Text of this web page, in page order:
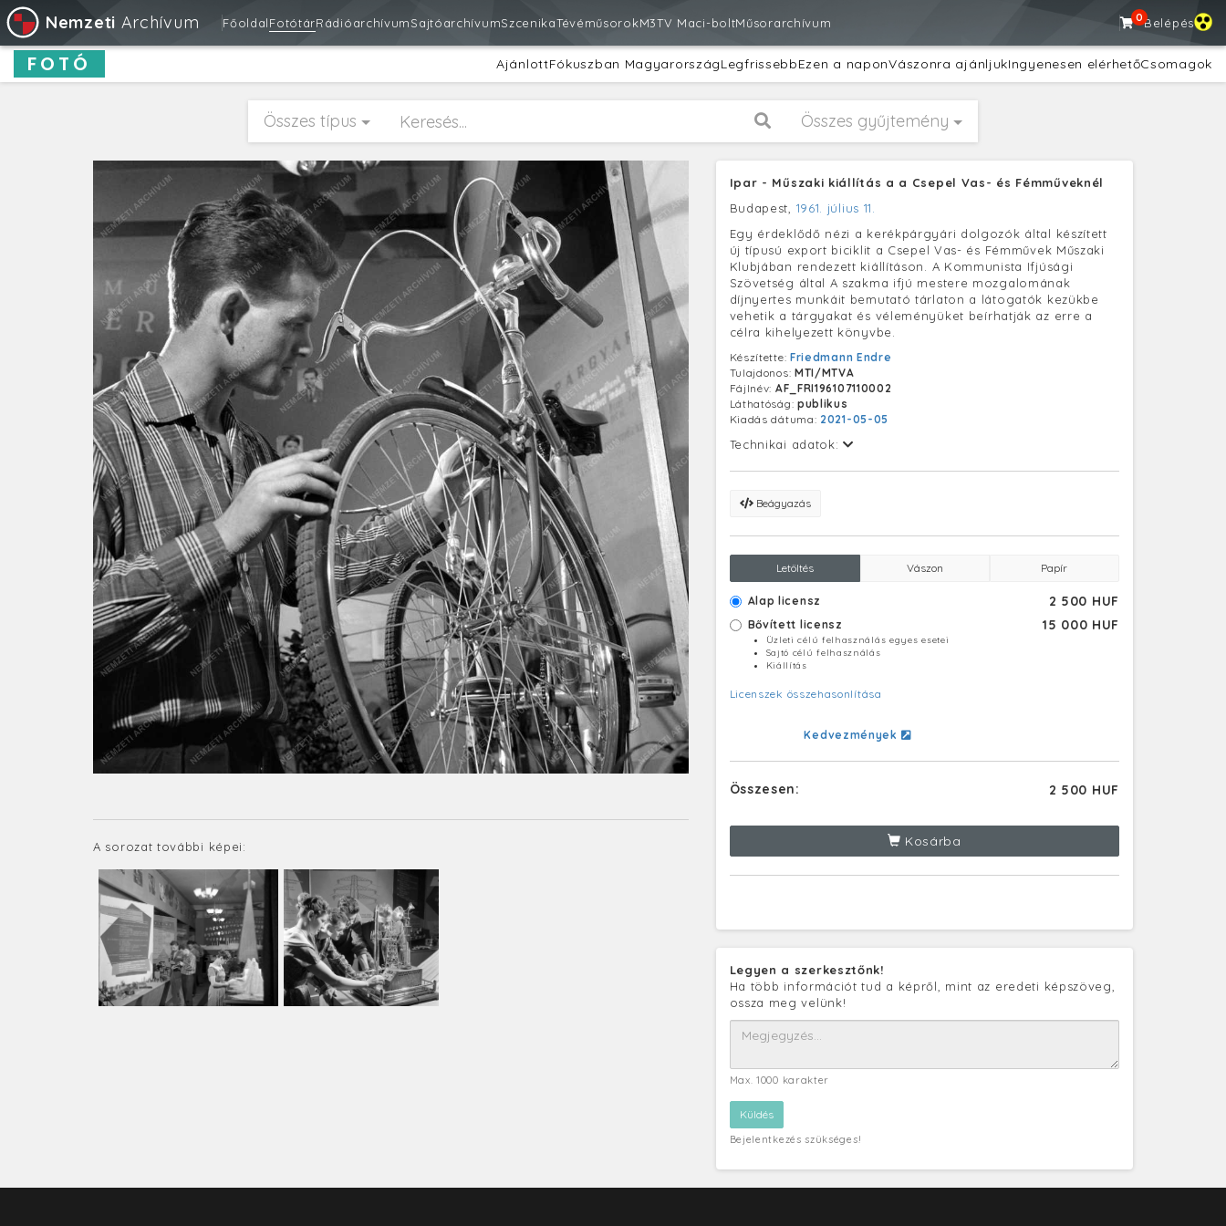
Nemzeti Archívum FőoldalFotótárRádióarchívumSajtóarchívumSzcenikaTévéműsorokM3TV Maci-boltMűsorarchívum 0Belépés
FOTÓ AjánlottFókuszban MagyarországLegfrissebbEzen a naponVászonra ajánljukIngyenesen elérhetőCsomagok
Összes típus Összes gyűjtemény
A sorozat további képei:
Ipar - Műszaki kiállítás a a Csepel Vas- és Fémműveknél
Budapest, 1961. július 11.
Egy érdeklődő nézi a kerékpárgyári dolgozók által készített
új típusú export biciklit a Csepel Vas- és Fémművek Műszaki
Klubjában rendezett kiállításon. A Kommunista Ifjúsági
Szövetség által A szakma ifjú mestere mozgalomának
díjnyertes munkáit bemutató tárlaton a látogatók kezükbe
vehetik a tárgyakat és véleményüket beírhatják az erre a
célra kihelyezett könyvbe.
Készítette: Friedmann Endre
Tulajdonos: MTI/MTVA
Fájlnév: AF_FRI196107110002
Láthatóság: publikus
Kiadás dátuma: 2021-05-05
Technikai adatok:
Beágyazás
Letöltés Vászon Papír
Alap licensz 2 500 HUF
Bővített licensz 15 000 HUF
Üzleti célú felhasználás egyes esetei
Sajtó célú felhasználás
Kiállítás
Licenszek összehasonlítása
Kedvezmények
Összesen: 2 500 HUF
Kosárba
Legyen a szerkesztőnk!
Ha több információt tud a képről, mint az eredeti képszöveg,
ossza meg velünk!
Max. 1000 karakter
Bejelentkezés szükséges!